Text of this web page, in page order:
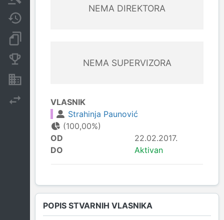
Konkurentske kompanije
NEMA DIREKTORA
NEMA SUPERVIZORA
VLASNIK
Strahinja Paunović
(100,00%)
OD
22.02.2017.
DO
Aktivan
POPIS STVARNIH VLASNIKA